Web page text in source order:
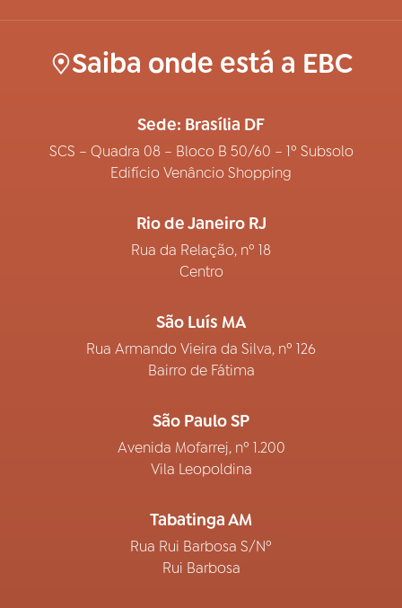
Saiba onde está a EBC
Sede: Brasília DF
SCS – Quadra 08 – Bloco B 50/60 – 1º Subsolo
Edifício Venâncio Shopping
Rio de Janeiro RJ
Rua da Relação, nº 18
Centro
São Luís MA
Rua Armando Vieira da Silva, nº 126
Bairro de Fátima
São Paulo SP
Avenida Mofarrej, nº 1.200
Vila Leopoldina
Tabatinga AM
Rua Rui Barbosa S/Nº
Rui Barbosa